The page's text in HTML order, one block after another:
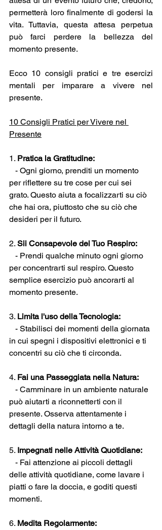
permetterà loro finalmente di godersi la
vita. Tuttavia, questa attesa perpetua
può farci perdere la bellezza del
momento presente.
Ecco 10 consigli pratici e tre esercizi
mentali per imparare a vivere nel
presente.
10 Consigli Pratici per Vivere nel
Presente
1. Pratica la Gratitudine:
- Ogni giorno, prenditi un momento
per riflettere su tre cose per cui sei
grato. Questo aiuta a focalizzarti su ciò
che hai ora, piuttosto che su ciò che
desideri per il futuro.
2. Sii Consapevole del Tuo Respiro:
- Prendi qualche minuto ogni giorno
per concentrarti sul respiro. Questo
semplice esercizio può ancorarti al
momento presente.
3. Limita l'uso della Tecnologia:
- Stabilisci dei momenti della giornata
in cui spegni i dispositivi elettronici e ti
concentri su ciò che ti circonda.
4. Fai una Passeggiata nella Natura:
- Camminare in un ambiente naturale
può aiutarti a riconnetterti con il
presente. Osserva attentamente i
dettagli della natura intorno a te.
5. Impegnati nelle Attività Quotidiane:
- Fai attenzione ai piccoli dettagli
delle attività quotidiane, come lavare i
piatti o fare la doccia, e goditi questi
momenti.
6. Medita Regolarmente: